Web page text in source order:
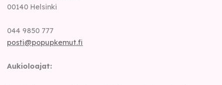
00140 Helsinki
044 9850 777
posti@popupkemut.fi
Aukioloajat: